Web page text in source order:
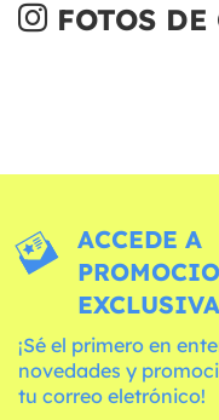
FOTOS
ACCEDE A
¡Sé el primero en
novedades y
tu correo eletrónico!